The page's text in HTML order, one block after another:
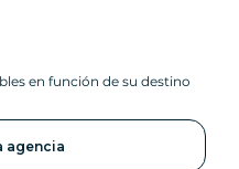
en función de su destino
agencia